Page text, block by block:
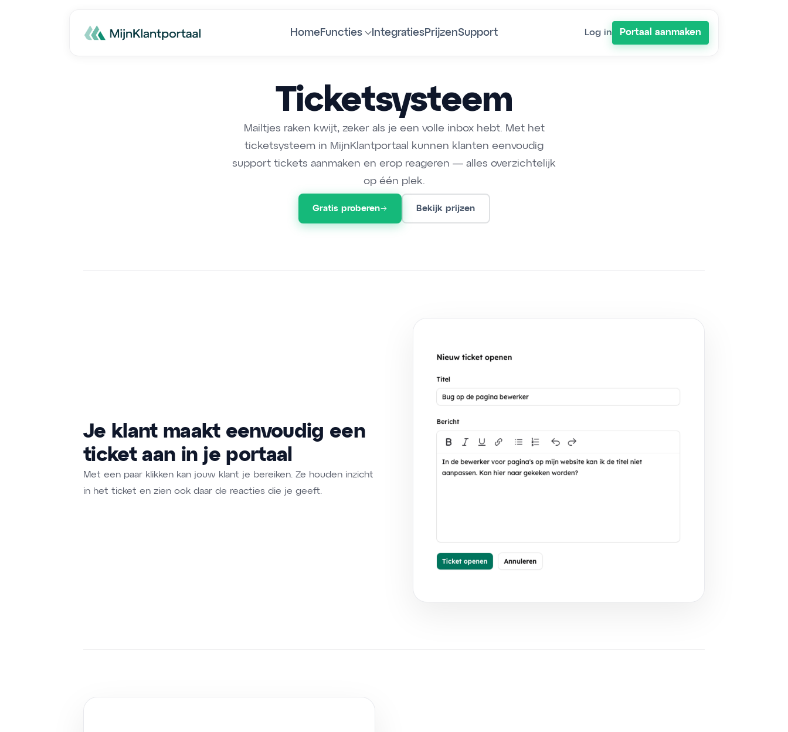
HomeFuncties IntegratiesPrijzenSupport Log in Portaal aanmaken
Ticketsysteem
Mailtjes raken kwijt, zeker als je een volle inbox hebt. Met het
ticketsysteem in MijnKlantportaal kunnen klanten eenvoudig
support tickets aanmaken en erop reageren — alles overzichtelijk
op één plek.
Gratis proberen Bekijk prijzen
Je klant maakt eenvoudig een
ticket aan in je portaal
Met een paar klikken kan jouw klant je bereiken. Ze houden inzicht
in het ticket en zien ook daar de reacties die je geeft.